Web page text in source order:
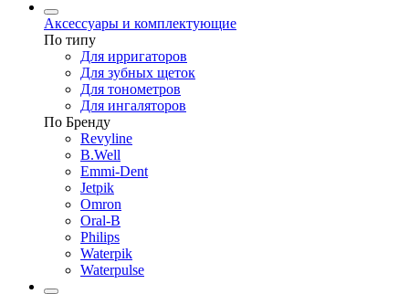
Аксессуары и комплектующие
По типу
Для ирригаторов
Для зубных щеток
Для тонометров
Для ингаляторов
По Бренду
Revyline
B.Well
Emmi-Dent
Jetpik
Omron
Oral-B
Philips
Waterpik
Waterpulse